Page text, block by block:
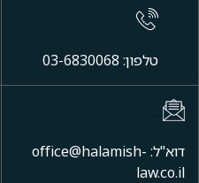
טלפון: 03-6830068
דוא"ל: office@halamish-
law.co.il